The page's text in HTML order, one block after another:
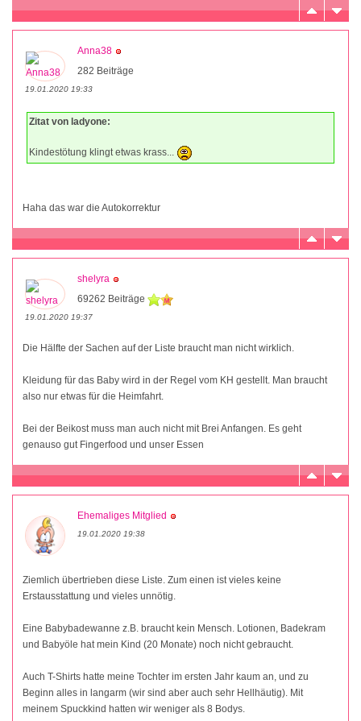
Anna38
282 Beiträge
19.01.2020 19:33
Zitat von ladyone:
Kindestötung klingt etwas krass...
Haha das war die Autokorrektur
shelyra
69262 Beiträge
19.01.2020 19:37
Die Hälfte der Sachen auf der Liste braucht man nicht wirklich.
Kleidung für das Baby wird in der Regel vom KH gestellt. Man braucht
also nur etwas für die Heimfahrt.
Bei der Beikost muss man auch nicht mit Brei Anfangen. Es geht
genauso gut Fingerfood und unser Essen
Ehemaliges Mitglied
19.01.2020 19:38
Ziemlich übertrieben diese Liste. Zum einen ist vieles keine
Erstausstattung und vieles unnötig.
Eine Babybadewanne z.B. braucht kein Mensch. Lotionen, Badekram
und Babyöle hat mein Kind (20 Monate) noch nicht gebraucht.
Auch T-Shirts hatte meine Tochter im ersten Jahr kaum an, und zu
Beginn alles in langarm (wir sind aber auch sehr Hellhäutig). Mit
meinem Spuckkind hatten wir weniger als 8 Bodys.